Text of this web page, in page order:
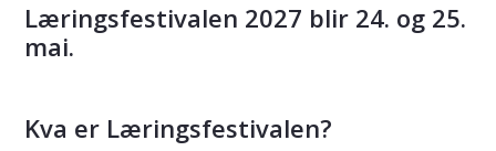
Læringsfestivalen 2027 blir 24. og 25.
mai.
Kva er Læringsfestivalen?